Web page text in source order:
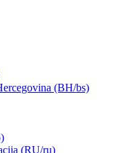
(BH/bs)
(RU/ru)